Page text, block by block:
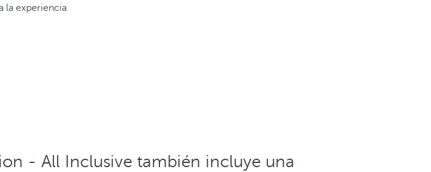
la experiencia
- All Inclusive también incluye una